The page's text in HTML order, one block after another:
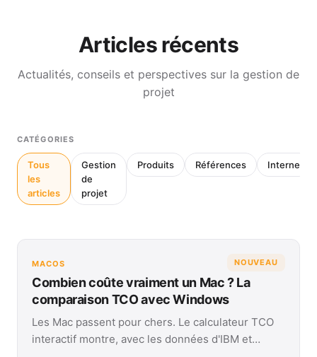
Articles récents
Actualités, conseils et perspectives sur la gestion de
projet
CATÉGORIES
Tous
les
articles
Gestion
de
projet
Produits Références Interne
NOUVEAU
MACOS
Combien coûte vraiment un Mac ? La
comparaison TCO avec Windows
Les Mac passent pour chers. Le calculateur TCO
interactif montre, avec les données d'IBM et